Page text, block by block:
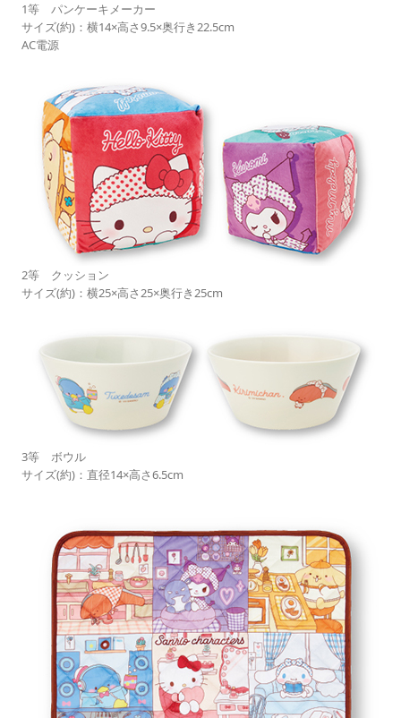
1等 パンケーキメーカー
サイズ(約)：横14×高さ9.5×奥行き22.5cm
AC電源
2等 クッション
サイズ(約)：横25×高さ25×奥行き25cm
3等 ボウル
サイズ(約)：直径14×高さ6.5cm